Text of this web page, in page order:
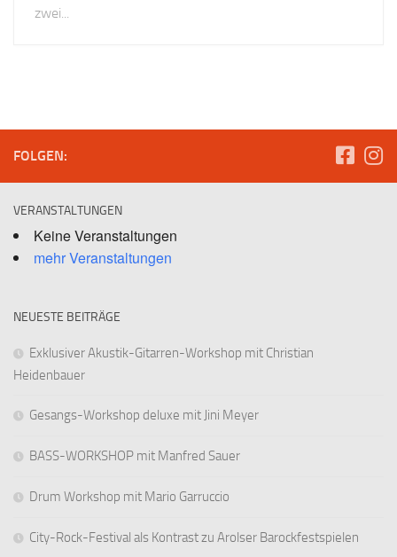
zwei...
FOLGEN:
VERANSTALTUNGEN
Keine Veranstaltungen
mehr Veranstaltungen
NEUESTE BEITRÄGE
Exklusiver Akustik-Gitarren-Workshop mit Christian
Heidenbauer
Gesangs-Workshop deluxe mit Jini Meyer
BASS-WORKSHOP mit Manfred Sauer
Drum Workshop mit Mario Garruccio
City-Rock-Festival als Kontrast zu Arolser Barockfestspielen